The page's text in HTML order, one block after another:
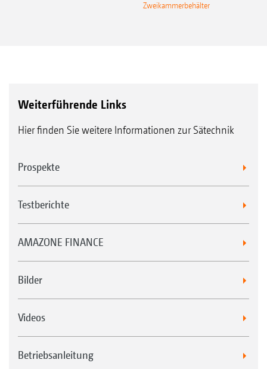
Zweikammerbehälter
Weiterführende Links
Hier finden Sie weitere Informationen zur Sätechnik
Prospekte
Testberichte
AMAZONE FINANCE
Bilder
Videos
Betriebsanleitung